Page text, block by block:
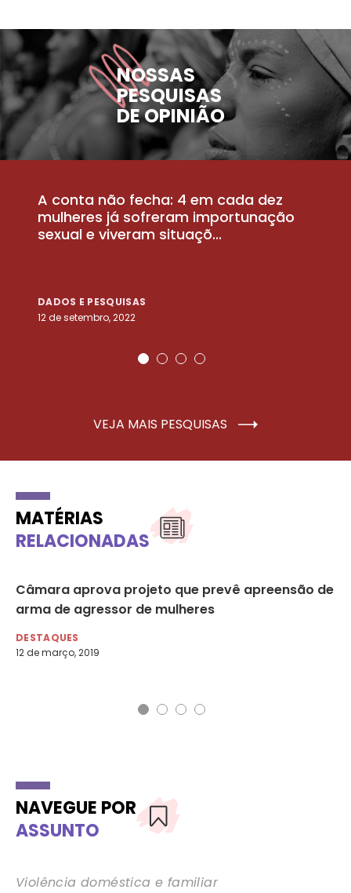
NOSSAS
PESQUISAS
DE OPINIÃO
A conta não fecha: 4 em cada dez
mulheres já sofreram importunação
sexual e viveram situaçõ...
DADOS E PESQUISAS
12 de setembro, 2022
VEJA MAIS PESQUISAS
MATÉRIAS
RELACIONADAS
Câmara aprova projeto que prevê apreensão de
arma de agressor de mulheres
DESTAQUES
12 de março, 2019
NAVEGUE POR
ASSUNTO
Violência doméstica e familiar